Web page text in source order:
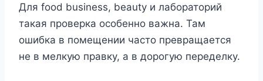
Для food business, beauty и лабораторий
такая проверка особенно важна. Там
ошибка в помещении часто превращается
не в мелкую правку, а в дорогую переделку.